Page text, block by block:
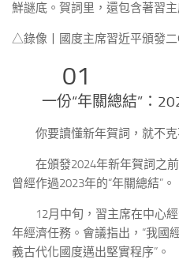
鮮謎底。賀詞里，還包含著習主
△錄像丨國度主席習近平頒發
01
一份“年關總結”：
你要讀懂新年賀詞，就不
在頒發2024年新年賀詞之
曾經作過2023年的“年關總結”。
12月中旬，習主席在中心
年經濟任務。會議指出，“我國
義古代化國度邁出堅實程序”。